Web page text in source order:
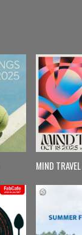
MIND TRAVEL